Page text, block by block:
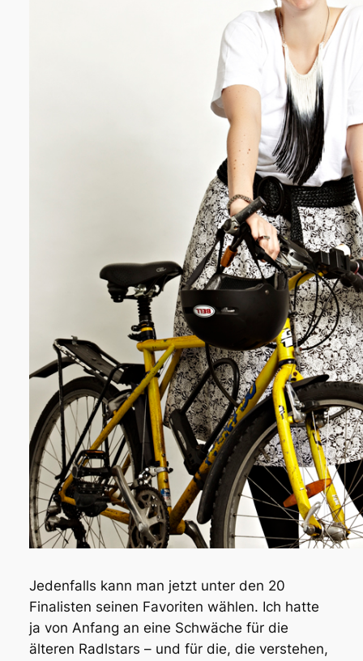
Jedenfalls kann man jetzt unter den 20
Finalisten seinen Favoriten wählen. Ich hatte
ja von Anfang an eine Schwäche für die
älteren Radlstars – und für die, die verstehen,